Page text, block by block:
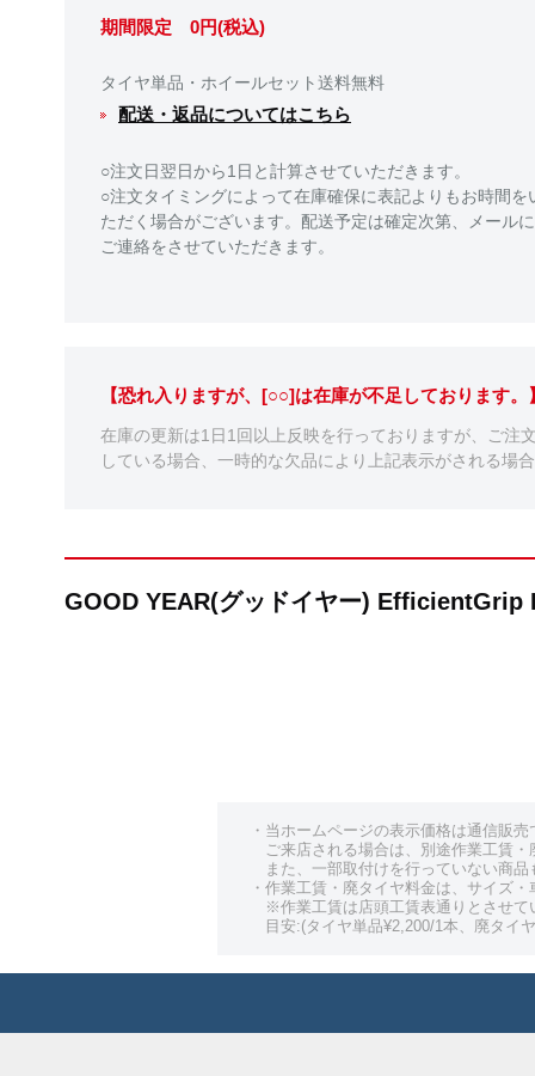
期間限定 0円(税込)
タイヤ単品・ホイールセット送料無料
配送・返品についてはこちら
○注文日翌日から1日と計算させていただきます。
○注文タイミングによって在庫確保に表記よりもお時間を
ただく場合がございます。配送予定は確定次第、メール
ご連絡をさせていただきます。
【恐れ入りますが、[○○]は在庫が不足しております
在庫の更新は1日1回以上反映を行っておりますが、ご注
している場合、一時的な欠品により上記表示がされる場
GOOD YEAR(グッドイヤー) EfficientGrip
・当ホームページの表示価格は通信販
ご来店される場合は、別途作業工賃
また、一部取付けを行っていない商
・作業工賃・廃タイヤ料金は、サイズ
※作業工賃は店頭工賃表通りとさせて
目安:(タイヤ単品¥2,200/1本、廃タイ